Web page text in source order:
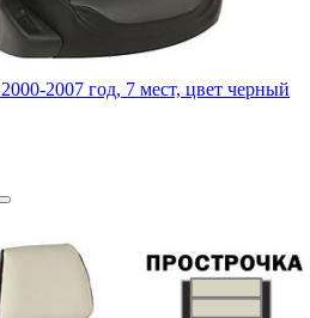
2007 год, 7 мест, цвет черный